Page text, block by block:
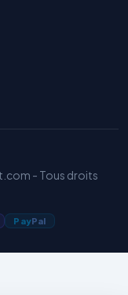
- Tous droits
PayPal